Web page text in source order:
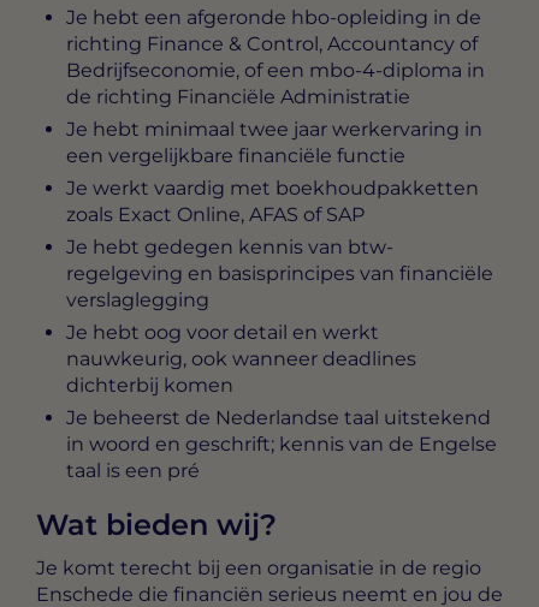
Je hebt een afgeronde hbo-opleiding in de
richting Finance & Control, Accountancy of
Bedrijfseconomie, of een mbo-4-diploma in
de richting Financiële Administratie
Je hebt minimaal twee jaar werkervaring in
een vergelijkbare financiële functie
Je werkt vaardig met boekhoudpakketten
zoals Exact Online, AFAS of SAP
Je hebt gedegen kennis van btw-
regelgeving en basisprincipes van financiële
verslaglegging
Je hebt oog voor detail en werkt
nauwkeurig, ook wanneer deadlines
dichterbij komen
Je beheerst de Nederlandse taal uitstekend
in woord en geschrift; kennis van de Engelse
taal is een pré
Wat bieden wij?
Je komt terecht bij een organisatie in de regio
Enschede die financiën serieus neemt en jou de